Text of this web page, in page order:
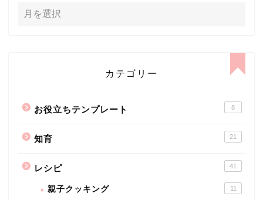
カテゴリー
お役立ちテンプレート 8
知育 21
レシピ 41
親子クッキング 11